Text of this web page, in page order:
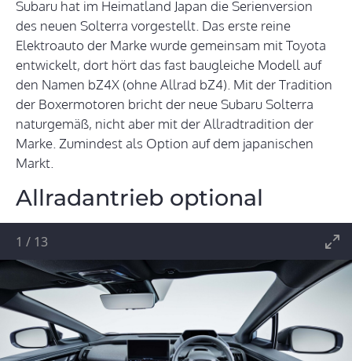
Subaru hat im Heimatland Japan die Serienversion
des neuen Solterra vorgestellt. Das erste reine
Elektroauto der Marke wurde gemeinsam mit Toyota
entwickelt, dort hört das fast baugleiche Modell auf
den Namen bZ4X (ohne Allrad bZ4). Mit der Tradition
der Boxermotoren bricht der neue Subaru Solterra
naturgemäß, nicht aber mit der Allradtradition der
Marke. Zumindest als Option auf dem japanischen
Markt.
Allradantrieb optional
1 / 13